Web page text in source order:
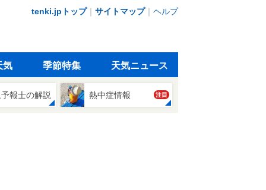
tenki.jpトップ｜ サイトマップ｜ ヘルプ
気 季節特集 天気ニュース
報士の解説 熱中症情報 注目